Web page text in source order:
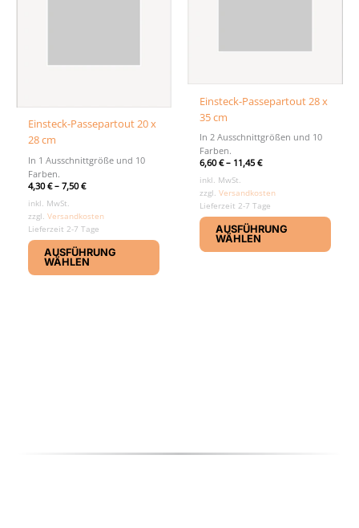
Einsteck-Passepartout 20 x
28 cm
In 1 Ausschnittgröße und 10
Farben.
4,30€–7,50€
inkl. MwSt.
zzgl.Versandkosten
Lieferzeit 2-7 Tage
AUSFÜHRUNG
WÄHLEN
Dieses
weist
werden
Einsteck-Passepartout 28 x
35 cm
In 2 Ausschnittgrößen und 10
Farben.
6,60€– 11,45€
inkl. MwSt.
zzgl.Versandkosten
Lieferzeit 2-7 Tage
AUSFÜHRUNG
WÄHLEN
weist